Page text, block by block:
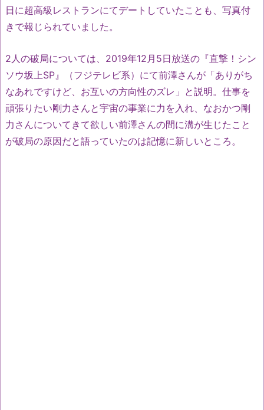
日に超高級レストランにてデートしていたことも、写真付
きで報じられていました。
2人の破局については、2019年12月5日放送の『直撃！シン
ソウ坂上SP』（フジテレビ系）にて前澤さんが「ありがち
なあれですけど、お互いの方向性のズレ」と説明。仕事を
頑張りたい剛力さんと宇宙の事業に力を入れ、なおかつ剛
力さんについてきて欲しい前澤さんの間に溝が生じたこと
が破局の原因だと語っていたのは記憶に新しいところ。